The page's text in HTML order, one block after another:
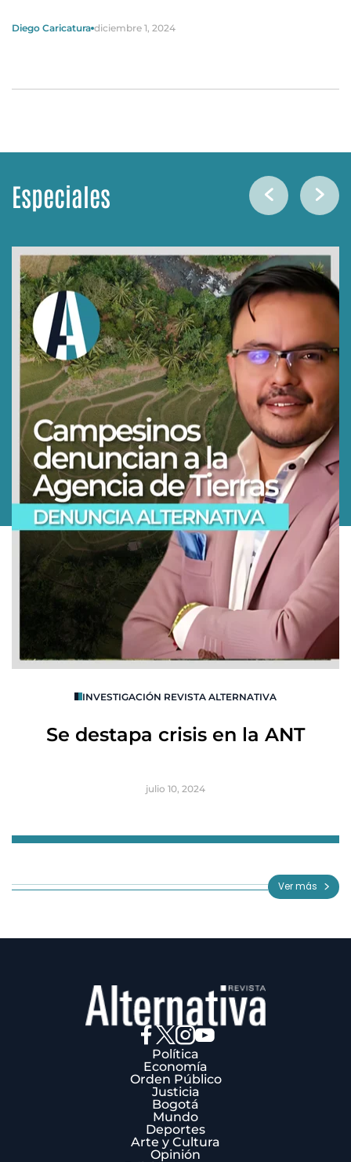
Diego Caricatura diciembre 1, 2024
Especiales
INVESTIGACIÓN REVISTA ALTERNATIVA
Se destapa crisis en la ANT
julio 10, 2024
3
Ver más
Política
Economía
Orden Público
Justicia
Bogotá
Mundo
Deportes
Arte y Cultura
Opinión